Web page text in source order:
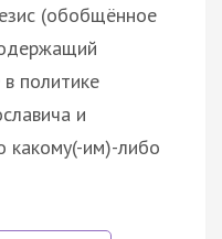
(обобщённое
политике
и
им)-либо